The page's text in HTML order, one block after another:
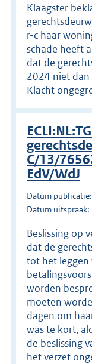
Klaagster
r-c haar
schade heeft
dat de
2024 niet
Klacht
C/13/
EdV/WdJ
Datum
Datum
Beslissing op
dat de
tot het leggen
worden
moeten
dagen om
was te kort,
de beslissing
het verzet